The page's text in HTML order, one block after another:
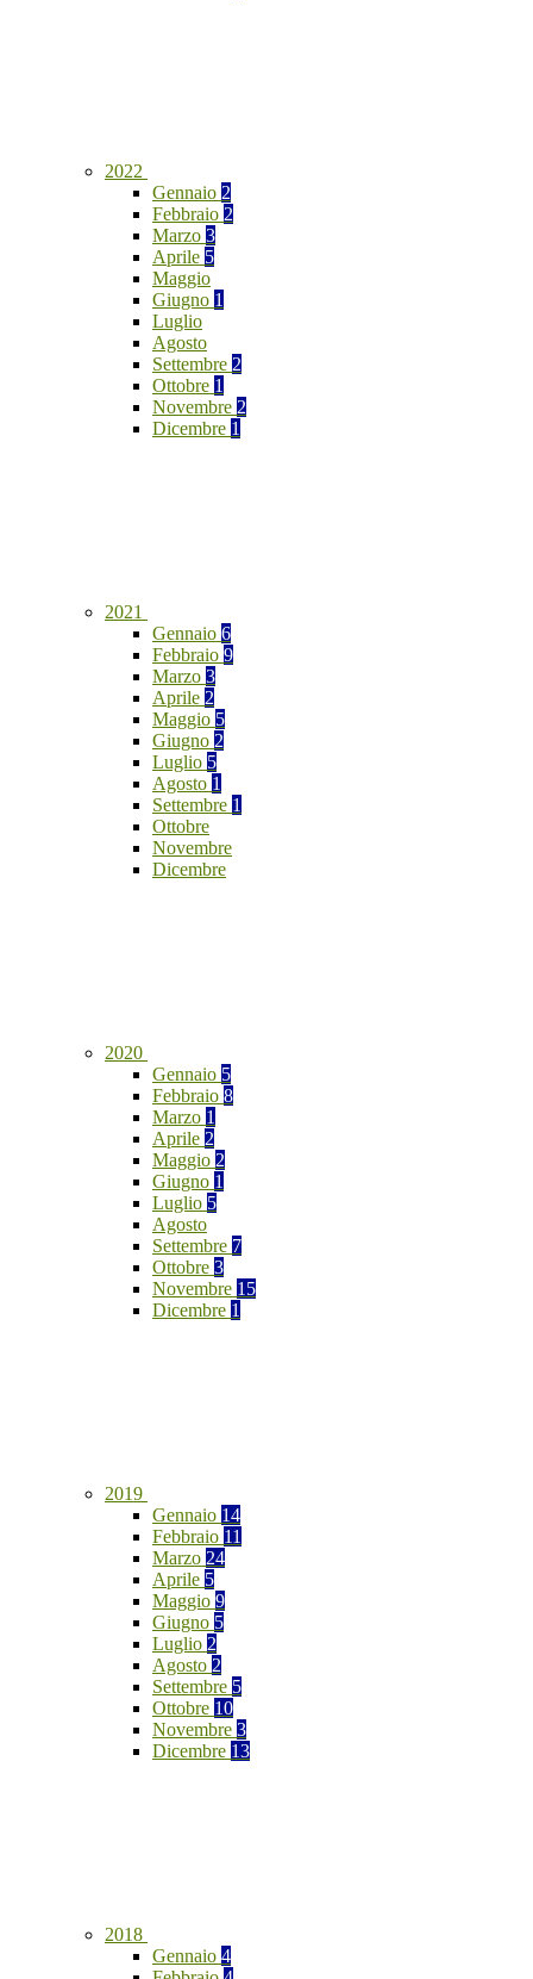
2022
Gennaio 2
Febbraio 2
Marzo 3
Aprile 5
Maggio
Giugno 1
Luglio
Agosto
Settembre 2
Ottobre 1
Novembre 2
Dicembre 1
2021
Gennaio 6
Febbraio 9
Marzo 3
Aprile 2
Maggio 5
Giugno 2
Luglio 5
Agosto 1
Settembre 1
Ottobre
Novembre
Dicembre
2020
Gennaio 5
Febbraio 8
Marzo 1
Aprile 2
Maggio 2
Giugno 1
Luglio 5
Agosto
Settembre 7
Ottobre 3
Novembre 15
Dicembre 1
2019
Gennaio 14
Febbraio 11
Marzo 24
Aprile 5
Maggio 9
Giugno 5
Luglio 2
Agosto 2
Settembre 5
Ottobre 10
Novembre 3
Dicembre 13
2018
Gennaio 4